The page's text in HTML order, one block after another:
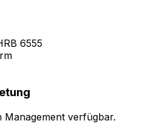
6555
Management verfügbar.